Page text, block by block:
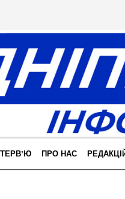
ПРО НАС